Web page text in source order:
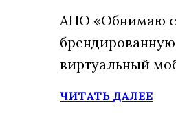
АНО «Обнимаю
виртуальный
ЧИТАТЬ ДАЛЕЕ